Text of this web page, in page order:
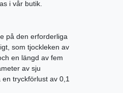
i vår butik.
på den erforderliga
som tjockleken av
en längd av fem
av sju
tryckförlust av 0,1